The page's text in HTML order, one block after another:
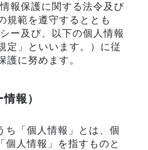
報保護に関する法令及び
規範を遵守するととも
ー及び、以下の個人情報
定」といいます。）に従
護に努めます。
報）
ち「個人情報」とは、個
個人情報」を指すものと